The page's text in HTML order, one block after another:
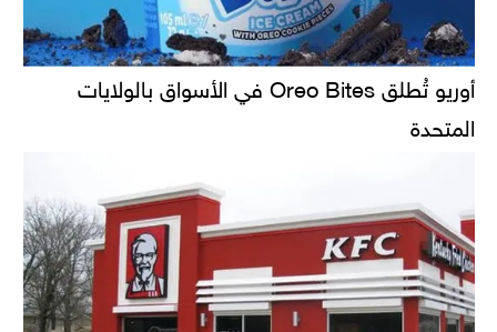
أوريو تُطلق Oreo Bites في الأسواق بالولايات
المتحدة